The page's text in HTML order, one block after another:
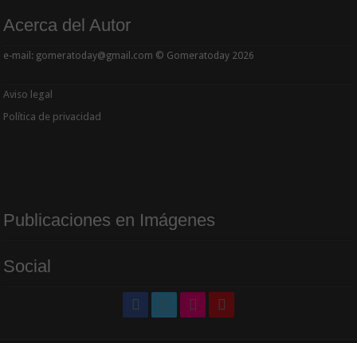
Acerca del Autor
e-mail: gomeratoday@gmail.com © Gomeratoday 2026
Aviso legal
Política de privacidad
Publicaciones en Imágenes
Social